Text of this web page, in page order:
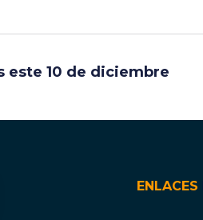
este 10 de diciembre
ENLACES